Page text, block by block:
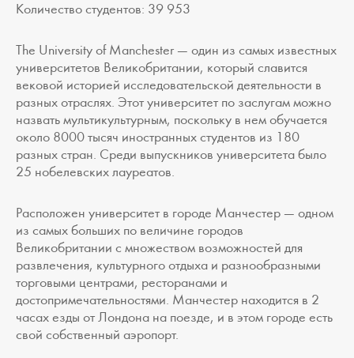
Количество студентов: 39 953
The University of Manchester — один из самых известных
университетов Великобритании, который славится
вековой историей исследовательской деятельности в
разных отраслях. Этот университет по заслугам можно
назвать мультикультурным, поскольку в нем обучается
около 8000 тысяч иностранных студентов из 180
разных стран. Среди выпускников университета было
25 нобелевских лауреатов.
Расположен университет в городе Манчестер — одном
из самых больших по величине городов
Великобритании с множеством возможностей для
развлечения, культурного отдыха и разнообразными
торговыми центрами, ресторанами и
достопримечательностями. Манчестер находится в 2
часах езды от Лондона на поезде, и в этом городе есть
свой собственный аэропорт.